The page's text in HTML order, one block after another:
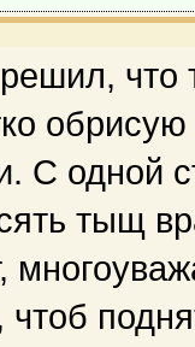
что
С одной
тыщ
чтоб